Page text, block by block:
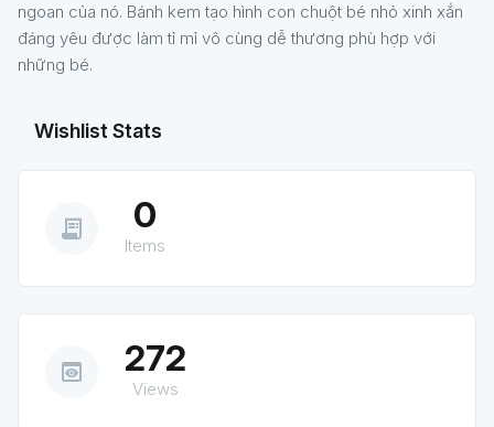
ngoan của nó. Bánh kem tạo hình con chuột bé nhỏ xinh xắn
đáng yêu được làm tỉ mỉ vô cùng dễ thương phù hợp với
những bé.
Wishlist Stats
receipt_long 0
Items
preview 272
Views